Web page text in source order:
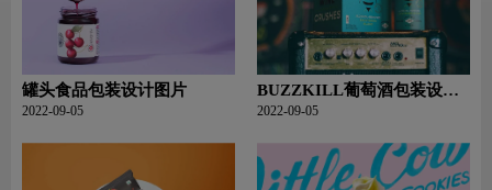
罐头食品包装设计图片
2022-09-05
BUZZKILL葡萄酒包装设计
图片
2022-09-05